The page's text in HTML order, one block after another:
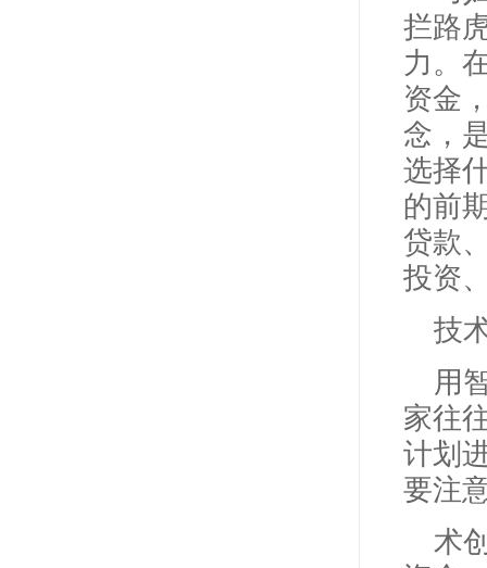
拦路
力。
资金
念，
选择
的前
贷款
投资
技
用
家往
计划
要注
术